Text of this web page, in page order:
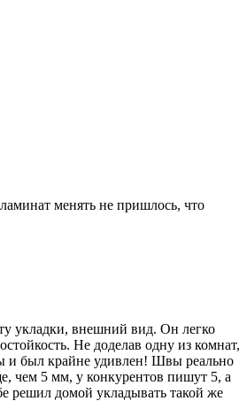
менять не пришлось, что
укладки, внешний вид. Он легко
Не доделав одну из комнат,
и был крайне удивлен! Швы реально
чем 5 мм, у конкурентов пишут 5, а
решил домой укладывать такой же